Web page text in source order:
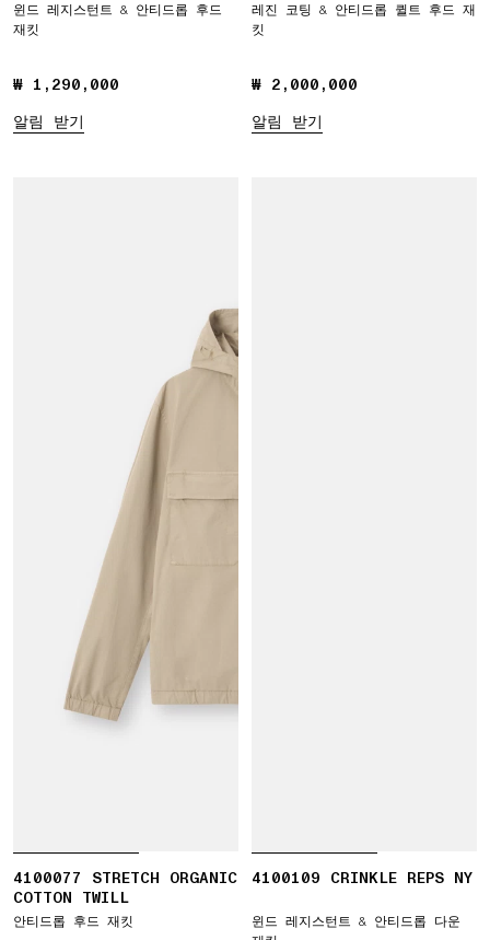
윈드 레지스턴트 & 안티드롭 후드
재킷
₩ 1,290,000
₩ 1,290,000
알림 받기
레진 코팅 & 안티드롭 퀼트 후드 재
킷
₩ 2,000,000
₩ 2,000,000
알림 받기
4100077 STRETCH ORGANIC
COTTON TWILL
안티드롭 후드 재킷
4100109 CRINKLE REPS NY
윈드 레지스턴트 & 안티드롭 다운